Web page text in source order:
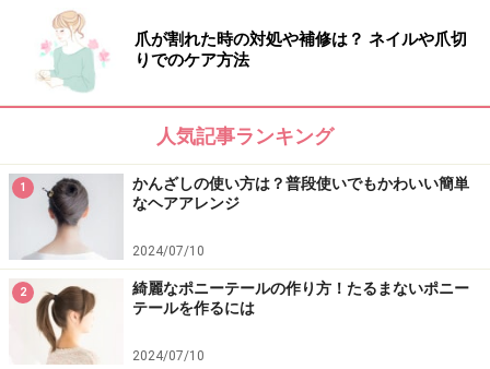
爪が割れた時の対処や補修は？ ネイルや爪切
りでのケア方法
人気記事ランキング
1
かんざしの使い方は？普段使いでもかわいい簡単
なヘアアレンジ
2024/07/10
2
綺麗なポニーテールの作り方！たるまないポニー
テールを作るには
2024/07/10